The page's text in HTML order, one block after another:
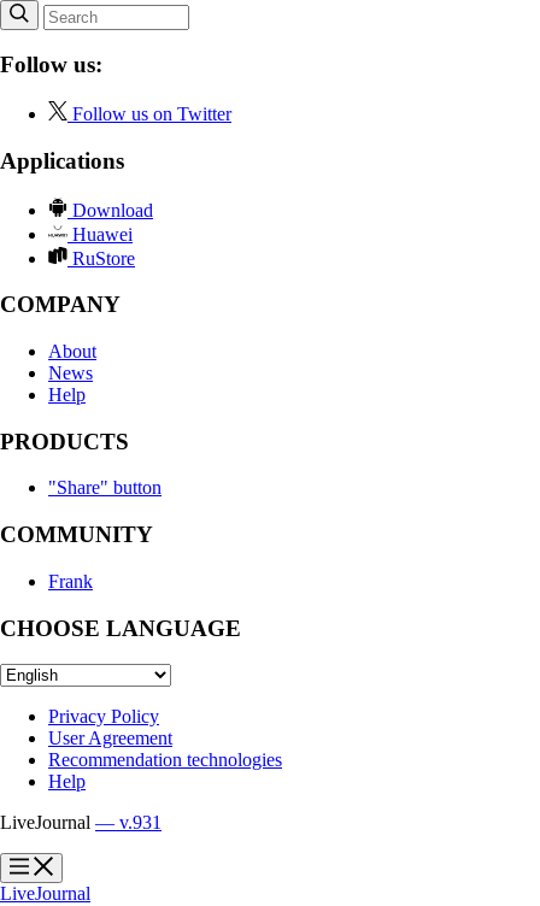
Follow us:
Follow us on Twitter
Applications
Download
Huawei
RuStore
COMPANY
About
News
Help
PRODUCTS
"Share" button
COMMUNITY
Frank
CHOOSE LANGUAGE
Privacy Policy
User Agreement
Recommendation technologies
Help
LiveJournal — v.931
?
?
LiveJournal